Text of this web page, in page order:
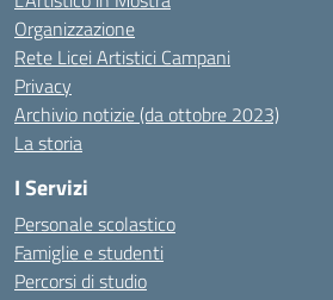
Organizzazione
Rete Licei Artistici Campani
Privacy
Archivio notizie (da ottobre 2023)
La storia
I Servizi
Personale scolastico
Famiglie e studenti
Percorsi di studio